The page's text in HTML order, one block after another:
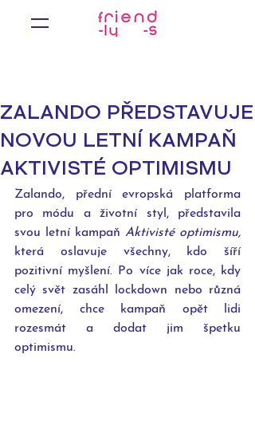
ZALANDO PŘEDSTAVUJE
NOVOU LETNÍ KAMPAŇ
AKTIVISTÉ OPTIMISMU
Zalando, přední evropská platforma
pro módu a životní styl, představila
svou letní kampaň Aktivisté optimismu,
která oslavuje všechny, kdo šíří
pozitivní myšlení. Po více jak roce, kdy
celý svět zasáhl lockdown nebo různá
omezení, chce kampaň opět lidi
rozesmát a dodat jim špetku
optimismu.